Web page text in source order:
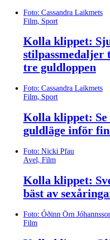
Foto: Cassandra Laikmets
Film, Sport
Kolla klippet:
stilpassmedaljer
tre guldloppen
Foto: Cassandra Laikmets
Film, Sport
Kolla klippet: Se
guldläge inför
Foto: Nicki Pfau
Avel, Film
Kolla klippet:
bäst av
Foto: Óðinn Örn
Film